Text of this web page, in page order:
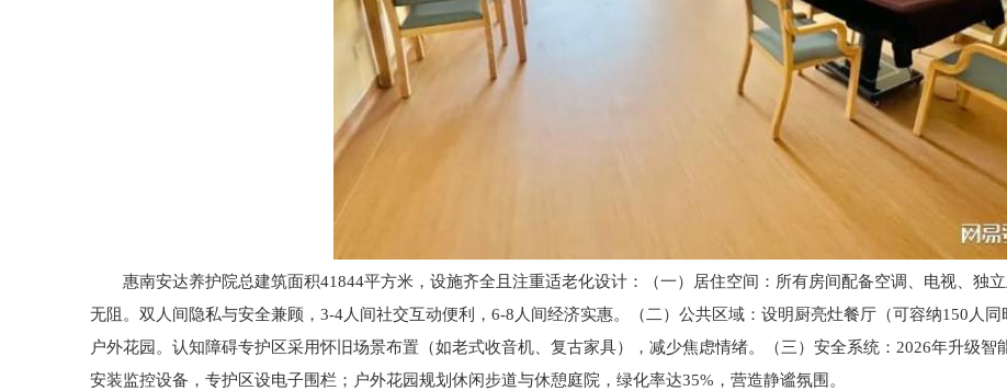
惠南安达养护院总建筑面积41844平方米，设施齐全且注重适老化设计：（一）居住空间：所有房间配备空调、电视、独
无阻。双人间隐私与安全兼顾，3-4人间社交互动便利，6-8人间经济实惠。（二）公共区域：设明厨亮灶餐厅（可容纳150人
户外花园。认知障碍专护区采用怀旧场景布置（如老式收音机、复古家具），减少焦虑情绪。（三）安全系统：2026年升级
安装监控设备，专护区设电子围栏；户外花园规划休闲步道与休憩庭院，绿化率达35%，营造静谧氛围。